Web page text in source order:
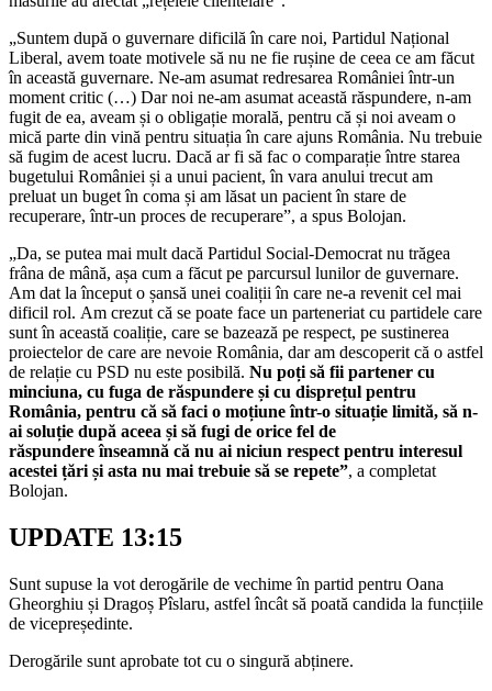
„Suntem după o guvernare dificilă în care noi, Partidul Național
Liberal, avem toate motivele să nu ne fie rușine de ceea ce am făcut
în această guvernare. Ne-am asumat redresarea României într-un
moment critic (…) Dar noi ne-am asumat această răspundere, n-am
fugit de ea, aveam și o obligație morală, pentru că și noi aveam o
mică parte din vină pentru situația în care ajuns România. Nu trebuie
să fugim de acest lucru. Dacă ar fi să fac o comparație între starea
bugetului României și a unui pacient, în vara anului trecut am
preluat un buget în coma și am lăsat un pacient în stare de
recuperare, într-un proces de recuperare”, a spus Bolojan.
„Da, se putea mai mult dacă Partidul Social-Democrat nu trăgea
frâna de mână, așa cum a făcut pe parcursul lunilor de guvernare.
Am dat la început o șansă unei coaliții în care ne-a revenit cel mai
dificil rol. Am crezut că se poate face un parteneriat cu partidele care
sunt în această coaliție, care se bazează pe respect, pe sustinerea
proiectelor de care are nevoie România, dar am descoperit că o astfel
de relație cu PSD nu este posibilă. Nu poți să fii partener cu
minciuna, cu fuga de răspundere și cu disprețul pentru
România, pentru că să faci o moțiune într-o situație limită, să n-
ai soluție după aceea și să fugi de orice fel de
răspundere înseamnă că nu ai niciun respect pentru interesul
acestei țări și asta nu mai trebuie să se repete”, a completat
Bolojan.
UPDATE 13:15
Sunt supuse la vot derogările de vechime în partid pentru Oana
Gheorghiu și Dragoș Pîslaru, astfel încât să poată candida la funcțiile
de vicepreședinte.
Derogările sunt aprobate tot cu o singură abținere.